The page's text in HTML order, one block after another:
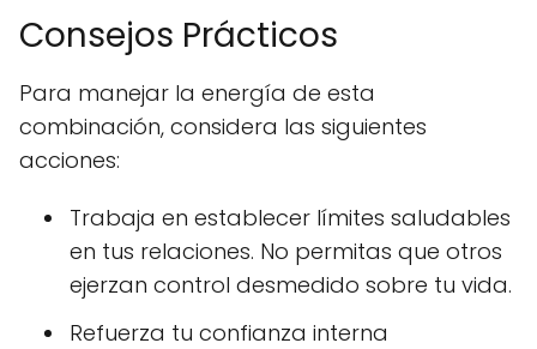
Consejos Prácticos
Para manejar la energía de esta
combinación, considera las siguientes
acciones:
Trabaja en establecer límites saludables
en tus relaciones. No permitas que otros
ejerzan control desmedido sobre tu vida.
Refuerza tu confianza interna